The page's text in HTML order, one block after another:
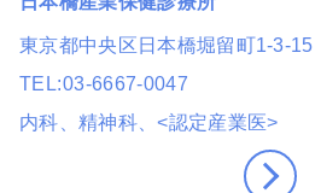
東京都中央区日本橋堀留町1-3-15
TEL 03-6667-0047
内科、精神科、<認定産業医>